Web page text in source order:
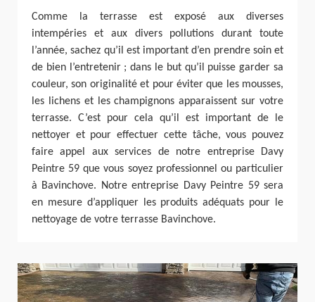
Comme la terrasse est exposé aux diverses
intempéries et aux divers pollutions durant toute
l’année, sachez qu’il est important d’en prendre soin et
de bien l’entretenir ; dans le but qu’il puisse garder sa
couleur, son originalité et pour éviter que les mousses,
les lichens et les champignons apparaissent sur votre
terrasse. C’est pour cela qu’il est important de le
nettoyer et pour effectuer cette tâche, vous pouvez
faire appel aux services de notre entreprise Davy
Peintre 59 que vous soyez professionnel ou particulier
à Bavinchove. Notre entreprise Davy Peintre 59 sera
en mesure d’appliquer les produits adéquats pour le
nettoyage de votre terrasse Bavinchove.